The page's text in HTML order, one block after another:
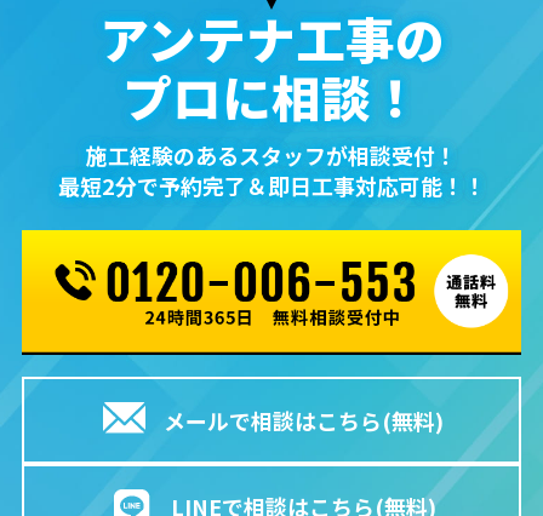
アンテナ⼯事の
プロに相談！
施⼯経験のあるスタッフが相談受付！
最短2分で予約完了＆即⽇⼯事対応可能！！
メールで相談はこちら(無料)
LINEで相談はこちら(無料)